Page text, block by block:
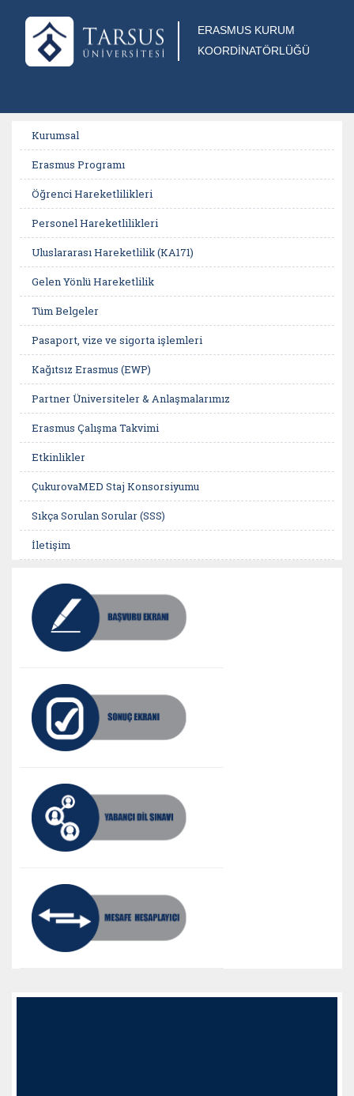
ERASMUS KURUM
KOORDİNATÖRLÜĞÜ
Kurumsal
Erasmus Programı
Öğrenci Hareketlilikleri
Personel Hareketlilikleri
Uluslararası Hareketlilik (KA171)
Gelen Yönlü Hareketlilik
Tüm Belgeler
Pasaport, vize ve sigorta işlemleri
Kağıtsız Erasmus (EWP)
Partner Üniversiteler & Anlaşmalarımız
Erasmus Çalışma Takvimi
Etkinlikler
ÇukurovaMED Staj Konsorsiyumu
Sıkça Sorulan Sorular (SSS)
İletişim